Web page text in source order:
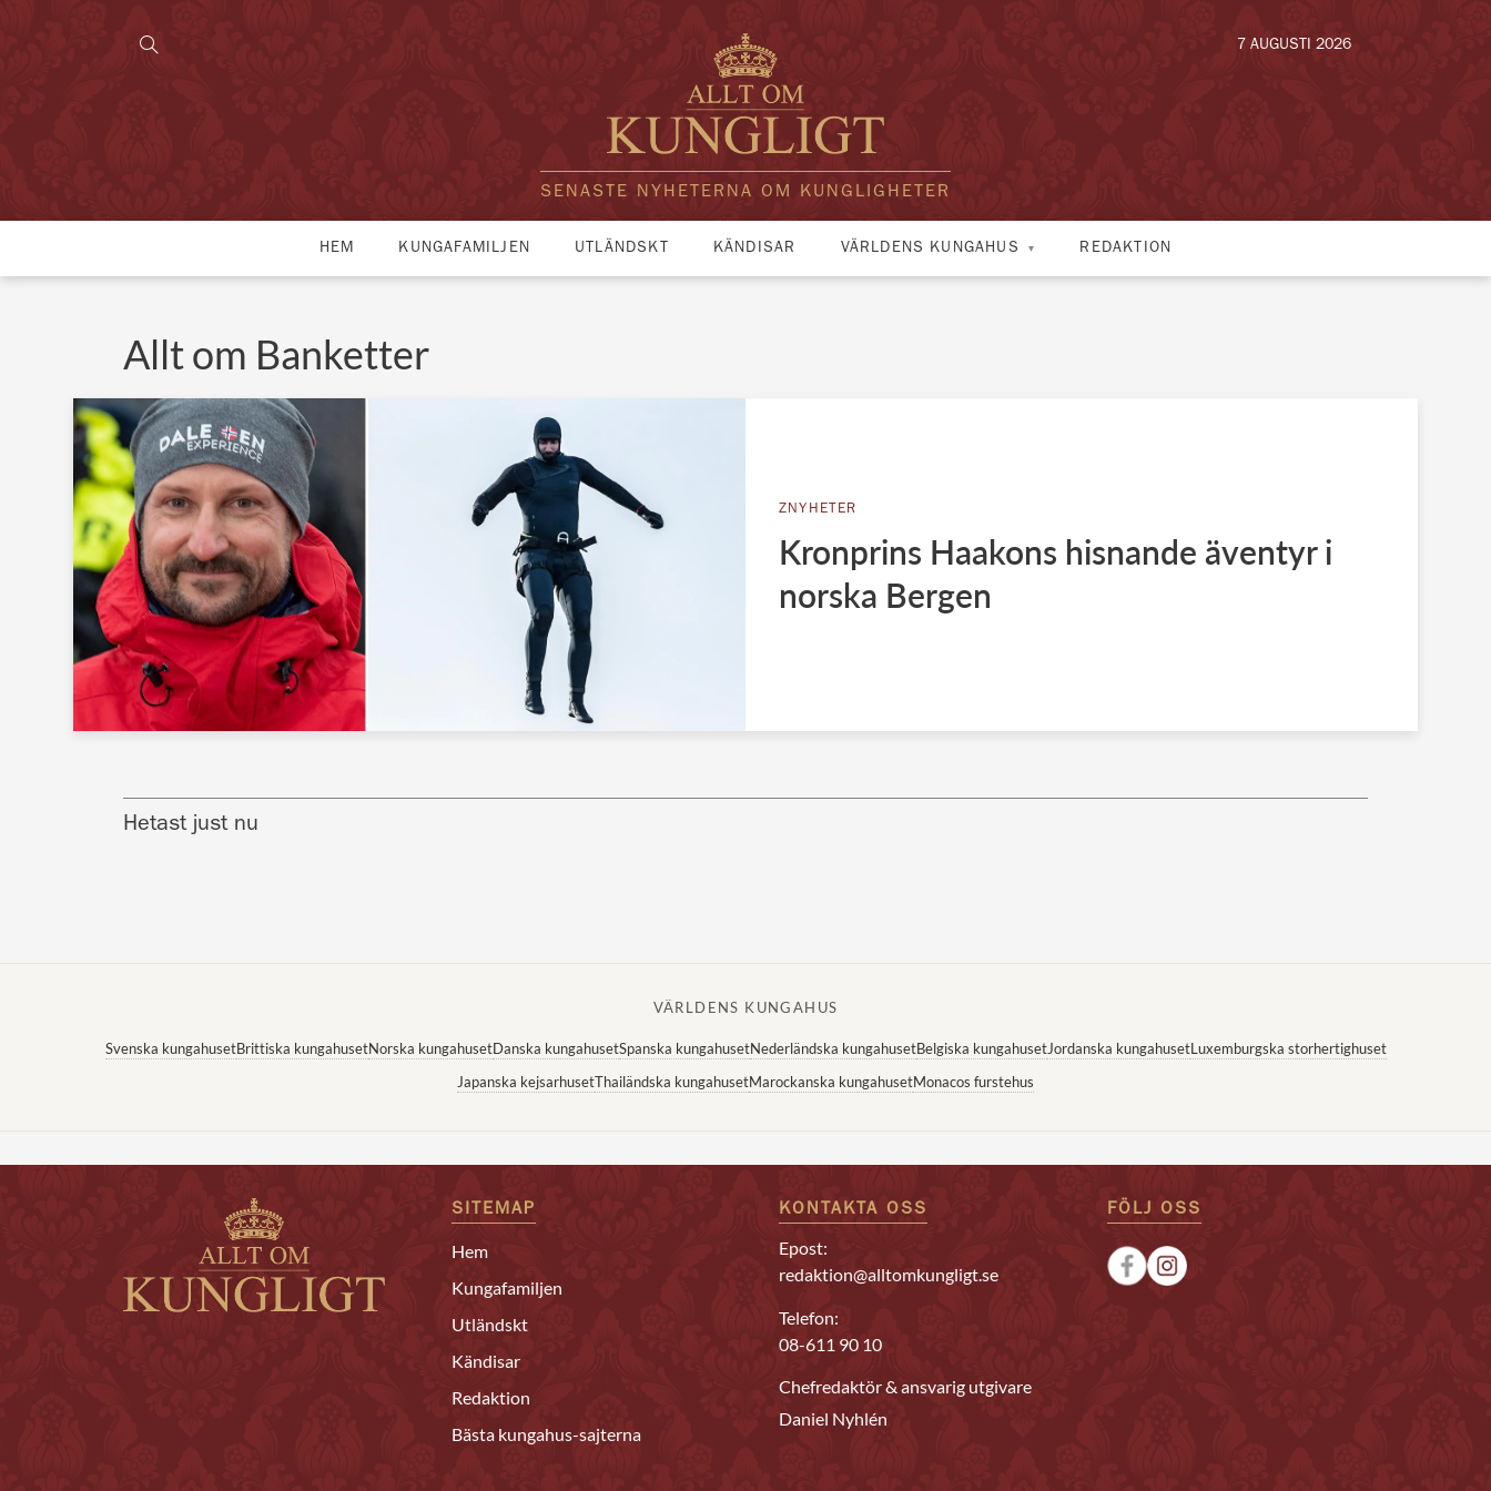
SENASTE NYHETERNA OM KUNGLIGHETER
7 AUGUSTI 2026
HEM KUNGAFAMILJEN UTLÄNDSKT KÄNDISAR VÄRLDENS KUNGAHUS REDAKTION
Allt om Banketter
ZNYHETER
Kronprins Haakons hisnande äventyr i
norska Bergen
Hetast just nu
VÄRLDENS KUNGAHUS
Svenska kungahusetBrittiska kungahusetNorska kungahusetDanska kungahusetSpanska kungahusetNederländska kungahusetBelgiska kungahusetJordanska kungahusetLuxemburgska storhertighuset
Japanska kejsarhusetThailändska kungahusetMarockanska kungahusetMonacos furstehus
SITEMAP
Hem
Kungafamiljen
Utländskt
Kändisar
Redaktion
Bästa kungahus-sajterna
KONTAKTA OSS
Epost:
redaktion@alltomkungligt.se
Telefon:
08-611 90 10
Chefredaktör & ansvarig utgivare
Daniel Nyhlén
FÖLJ OSS